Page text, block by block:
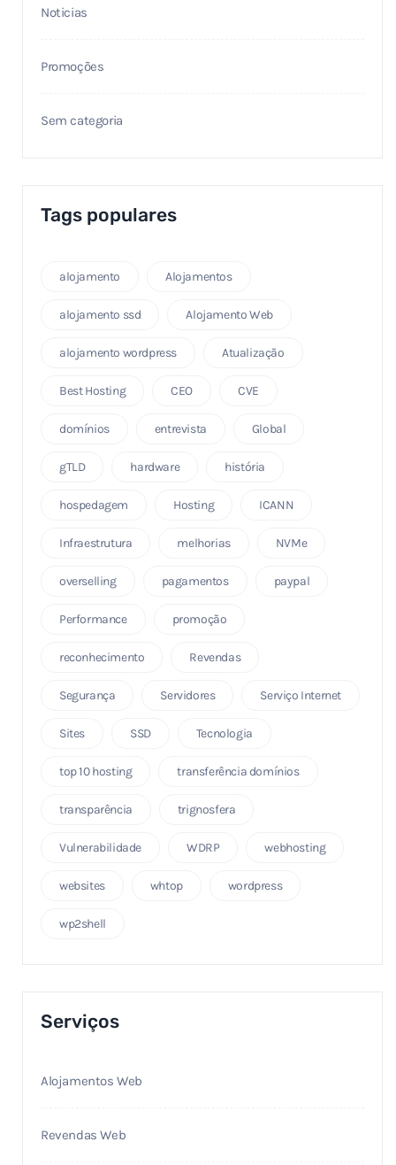
Noticias
Promoções
Sem categoria
Tags populares
alojamento Alojamentos
alojamento ssd Alojamento Web
alojamento wordpress Atualização
Best Hosting CEO CVE
domínios entrevista Global
gTLD hardware história
hospedagem Hosting ICANN
Infraestrutura melhorias NVMe
overselling pagamentos paypal
Performance promoção
reconhecimento Revendas
Segurança Servidores Serviço Internet
Sites SSD Tecnologia
top 10 hosting transferência domínios
transparência trignosfera
Vulnerabilidade WDRP webhosting
websites whtop wordpress
wp2shell
Serviços
Alojamentos Web
Revendas Web